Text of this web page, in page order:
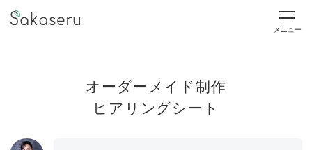
メニュー
オーダーメイド制作
ヒアリングシート